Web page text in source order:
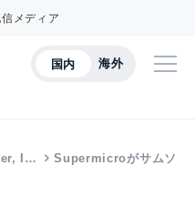
メディア
国内 海外
I… Supermicroがサムソ